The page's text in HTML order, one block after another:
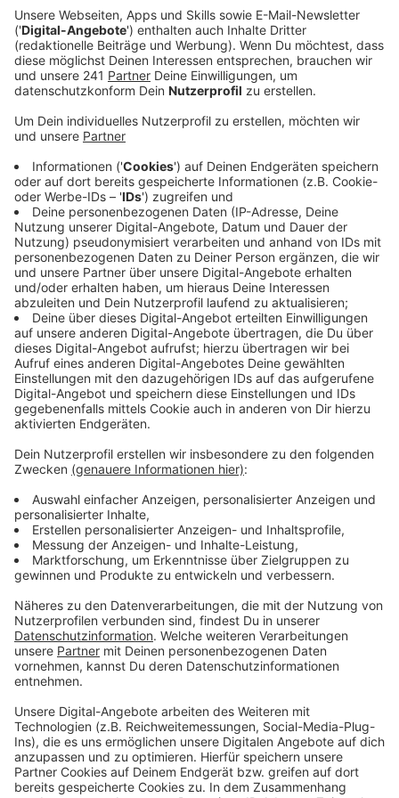
in Feuerlöschschaum enthalten.
Veröffentlicht:Montag, 17.04.2023 15:16
Das Thema hatte Anfang des Jahres für Schlagzeilen
gesorgt: Noch immer fließen PFAS in den Rhein. Über
das genaue Ausmaß hatten Bürger und Politiker aus
der Stadt die Bezirksregierung um Stellungnahme
gebeten. Demnach gebe es in der Currenta-Kläranlage
bereits seit Jahren eine
Abwasservorbehandlungsanlage, diese würde die
Belastung deutlich reduzieren. Und: Laut
Bezirksregierung soll die Anlage jetzt weiter optimiert
werden, damit noch weniger Schadstoffe in die
Gewässer gelangen. In Sachen PFAS-haltiger
Feuerlöschschaum ist Leverkusen bereits vor rund vier
Jahren umgestiegen. Die Leverkusener Feuerwehr
sagt, dass sie inzwischen umweltverträglichere
Schaummittel einsetzt.
Anzeige
Weitere Meldungen aus Leverkusen
Anzeige
Leverkusen: VR-Bank in Wiesdorf zieht um
Sommer zur Kita
Stadt Leverkusen will Vereine mehr unterstützen
Anzeige